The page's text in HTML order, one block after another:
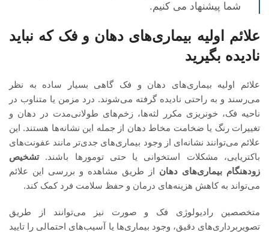
شما پیشنهاد می کنیم.
علائم اولیه بیماری‌های دهان و فک که نباید
نادیده بگیرید
علائم اولیه بیماری‌های دهان و فک گاهی بسیار ساده به نظر
می‌رسند و به راحتی نادیده گرفته می‌شوند. درد مزمن یا متناوب در
ناحیه فک، خونریزی مکرر لثه‌ها، زخم‌های طولانی‌مدت در دهان و
تغییرات رنگ یا ضخامت مخاط دهان از جمله این نشانه‌ها هستند. این
علائم می‌توانند نشانه‌ای از وجود بیماری‌های جدی‌تر مانند عفونت‌های
باکتریایی، مشکلات استخوانی یا حتی تومورها باشند.تشخیص
زودهنگام بیماری‌های دهان از طریق مشاهده و بررسی این علائم
می‌تواند به کاهش هزینه‌های درمان و حفظ سلامت فرد کمک کند.
متخصصین رادیولوژی فک و صورت نیز می‌توانند از طریق
تصویربرداری‌های دقیق، وجود بیماری‌ها یا آسیب‌های احتمالی را تایید